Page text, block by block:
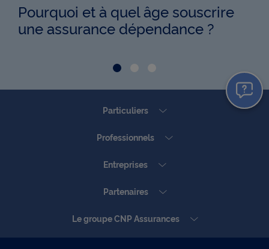
Pourquoi et à quel âge souscrire
une assurance dépendance ?
Aller à la Slide Pourquoi et
Aller à la Slide
Aller à la Slide Tout
Particuliers
Professionnels
Entreprises
Partenaires
Le groupe CNP Assurances